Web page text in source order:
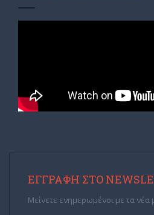
ΕΓΓΡΑΦΉ ΣΤΟ
Μείνετε ενημερωμένοι με τα νέα